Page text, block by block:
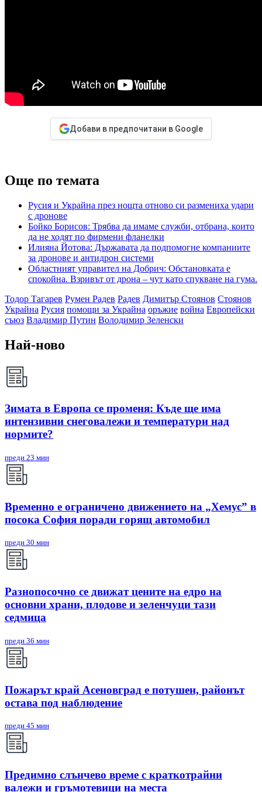
Добави в предпочитани в Google
Още по темата
Русия и Украйна през нощта отново си размениха удари
с дронове
Бойко Борисов: Трябва да имаме служби, отбрана, които
да не ходят по фирмени фланелки
Илияна Йотова: Държавата да подпомогне компаниите
за дронове и антидрон системи
Областният управител на Добрич: Обстановката е
спокойна. Взривът от дрона – чут като спукване на гума.
Тодор Тагарев Румен Радев Радев Димитър Стоянов Стоянов
Украйна Русия помощи за Украйна оръжие война Европейски
съюз Владимир Путин Володимир Зеленски
Най-ново
Зимата в Европа се променя: Къде ще има
интензивни снеговалежи и температури над
нормите?
преди 23 мин
Временно е ограничено движението на „Хемус” в
посока София поради горящ автомобил
преди 30 мин
Разнопосочно се движат цените на едро на
основни храни, плодове и зеленчуци тази
седмица
преди 36 мин
Пожарът край Асеновград е потушен, районът
остава под наблюдение
преди 45 мин
Предимно слънчево време с краткотрайни
валежи и гръмотевици на места